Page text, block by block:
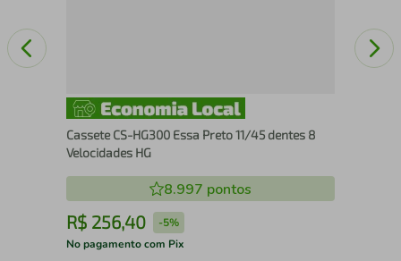
Cassete CS-HG300 Essa Preto 11/45 dentes 8
Velocidades HG
8.997 pontos
R$ 256,40 -5%
No pagamento com Pix